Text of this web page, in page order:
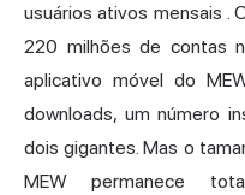
usuários ativos mensais .
220 milhões de contas
aplicativo móvel do
downloads, um número
dois gigantes. Mas o
MEW permanece